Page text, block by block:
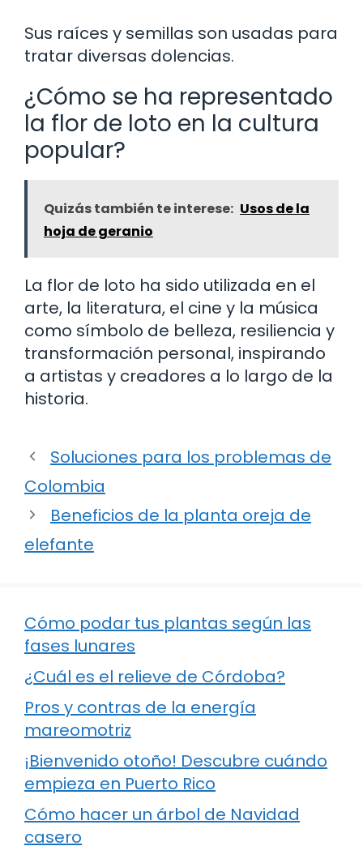
Sus raíces y semillas son usadas para
tratar diversas dolencias.
¿Cómo se ha representado
la flor de loto en la cultura
popular?
Quizás también te interese: Usos de la
hoja de geranio
La flor de loto ha sido utilizada en el
arte, la literatura, el cine y la música
como símbolo de belleza, resiliencia y
transformación personal, inspirando
a artistas y creadores a lo largo de la
historia.
Soluciones para los problemas de
Colombia
Beneficios de la planta oreja de
elefante
Cómo podar tus plantas según las
fases lunares
¿Cuál es el relieve de Córdoba?
Pros y contras de la energía
mareomotriz
¡Bienvenido otoño! Descubre cuándo
empieza en Puerto Rico
Cómo hacer un árbol de Navidad
casero